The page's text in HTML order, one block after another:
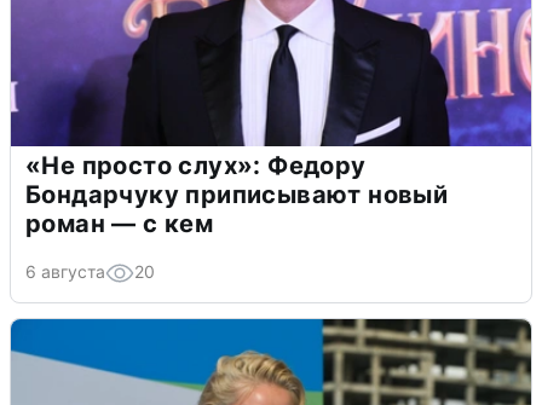
«Не просто слух»: Федору
Бондарчуку приписывают новый
роман — с кем
6 августа 20